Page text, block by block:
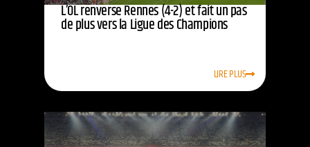
L’OL renverse Rennes (4-2) et fait un pas
de plus vers la Ligue des Champions
LIRE PLUS